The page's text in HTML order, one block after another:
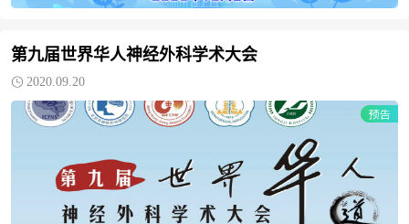
第九届世界华人神经外科学术大会
2020.09.20